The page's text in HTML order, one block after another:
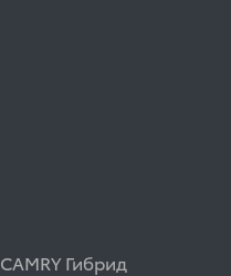
CAMRY Гибрид